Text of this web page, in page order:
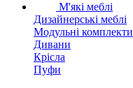
М'які меблі
Дизайнерські меблі
Модульні комплекти
Дивани
Крісла
Пуфи